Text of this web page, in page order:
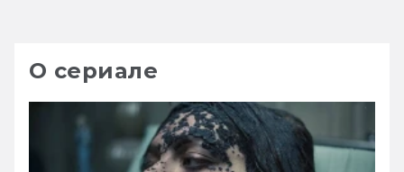
О сериале